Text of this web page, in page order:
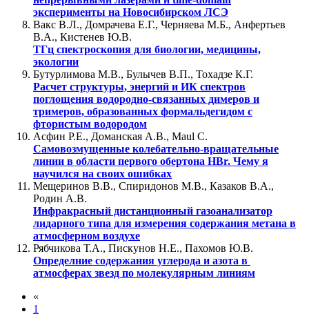
эксперименты на Новосибирском ЛСЭ
Вакс В.Л., Домрачева Е.Г., Черняева М.Б., Анфертьев
В.А., Кистенев Ю.В.
ТГц спектроскопия для биологии, медицины,
экологии
Бутурлимова М.В., Булычев В.П., Тохадзе К.Г.
Расчет структуры, энергий и ИК спектров
поглощения водородно-связанных димеров и
тримеров, образованных формальдегидом с
фтористым водородом
Асфин Р.Е., Доманская А.В., Maul C.
Самовозмущенные колебательно-вращательные
линии в области первого обертона HBr. Чему я
научился на своих ошибках
Мещеринов В.В., Спиридонов М.В., Казаков В.А.,
Родин А.В.
Инфракрасный дистанционный газоанализатор
лидарного типа для измерения содержания метана в
атмосферном воздухе
Рябчикова Т.А., Пискунов Н.Е., Пахомов Ю.В.
Определние содержания углерода и азота в
атмосферах звезд по молекулярным линиям
«
1